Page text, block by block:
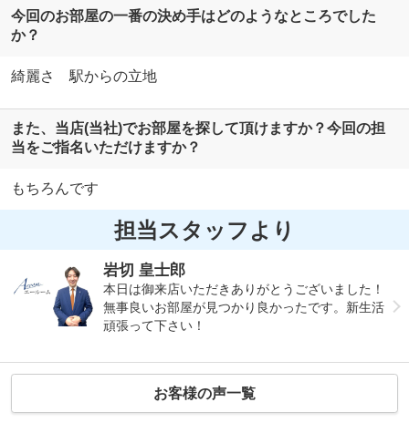
今回のお部屋の一番の決め手はどのようなところでした
か？
綺麗さ 駅からの立地
また、当店(当社)でお部屋を探して頂けますか？今回の担
当をご指名いただけますか？
もちろんです
担当スタッフより
岩切 皇士郎
本日は御来店いただきありがとうございました！
無事良いお部屋が見つかり良かったです。新生活
頑張って下さい！
お客様の声一覧